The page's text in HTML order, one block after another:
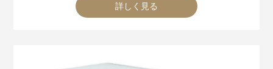
詳しく見る